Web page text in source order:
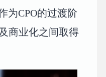
为CPO的过渡阶
商业化之间取得